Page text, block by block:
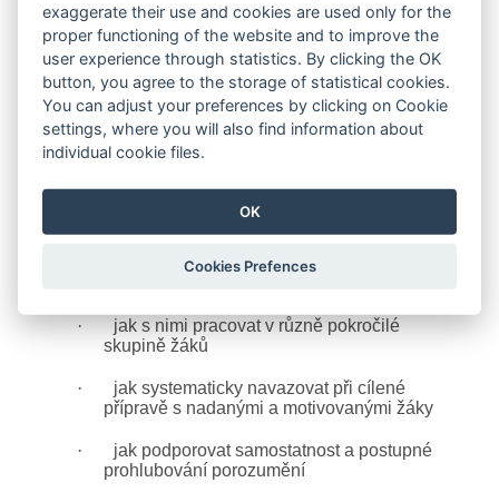
Zaměříme se na to, jak propojit každodenní výuku
matematiky s postupnou přípravou na přijímací
zkoušky, tak, aby byla přínosná pro všechny žáky.
Ukážeme si, jak lze využít gradované úlohy
k přirozené individualizaci, diferenciaci a rozvoj
matematického myšlení v heterogenní třídě.
k přípravě na přijímací zkoušky na 4letá gymnázia
a střední školy si vyzkoušíme:
·
jak s nimi pracovat v různě pokročilé
skupině žáků
·
jak systematicky navazovat při cílené
přípravě s nadanými a motivovanými žáky
·
jak podporovat samostatnost a postupné
prohlubování porozumění
exaggerate their use and cookies are used only for the
proper functioning of the website and to improve the
user experience through statistics. By clicking the OK
button, you agree to the storage of statistical cookies.
You can adjust your preferences by clicking on Cookie
settings, where you will also find information about
individual cookie files.
OK
Cookies Prefences